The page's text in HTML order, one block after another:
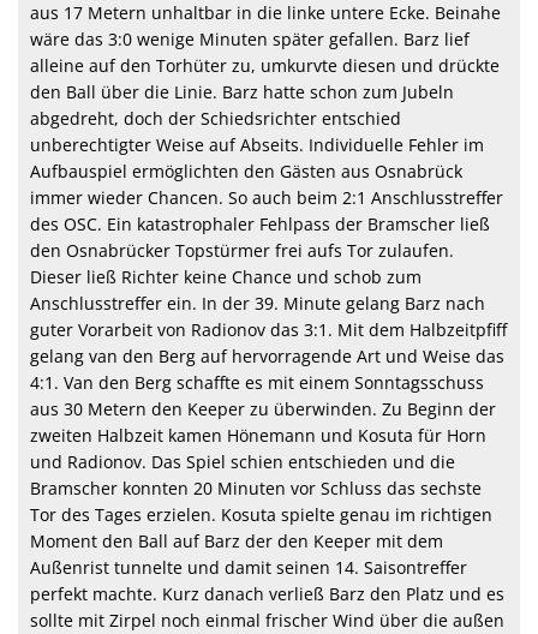
aus 17 Metern unhaltbar in die linke untere Ecke. Beinahe
wäre das 3:0 wenige Minuten später gefallen. Barz lief
alleine auf den Torhüter zu, umkurvte diesen und drückte
den Ball über die Linie. Barz hatte schon zum Jubeln
abgedreht, doch der Schiedsrichter entschied
unberechtigter Weise auf Abseits. Individuelle Fehler im
Aufbauspiel ermöglichten den Gästen aus Osnabrück
immer wieder Chancen. So auch beim 2:1 Anschlusstreffer
des OSC. Ein katastrophaler Fehlpass der Bramscher ließ
den Osnabrücker Topstürmer frei aufs Tor zulaufen.
Dieser ließ Richter keine Chance und schob zum
Anschlusstreffer ein. In der 39. Minute gelang Barz nach
guter Vorarbeit von Radionov das 3:1. Mit dem Halbzeitpfiff
gelang van den Berg auf hervorragende Art und Weise das
4:1. Van den Berg schaffte es mit einem Sonntagsschuss
aus 30 Metern den Keeper zu überwinden. Zu Beginn der
zweiten Halbzeit kamen Hönemann und Kosuta für Horn
und Radionov. Das Spiel schien entschieden und die
Bramscher konnten 20 Minuten vor Schluss das sechste
Tor des Tages erzielen. Kosuta spielte genau im richtigen
Moment den Ball auf Barz der den Keeper mit dem
Außenrist tunnelte und damit seinen 14. Saisontreffer
perfekt machte. Kurz danach verließ Barz den Platz und es
sollte mit Zirpel noch einmal frischer Wind über die außen